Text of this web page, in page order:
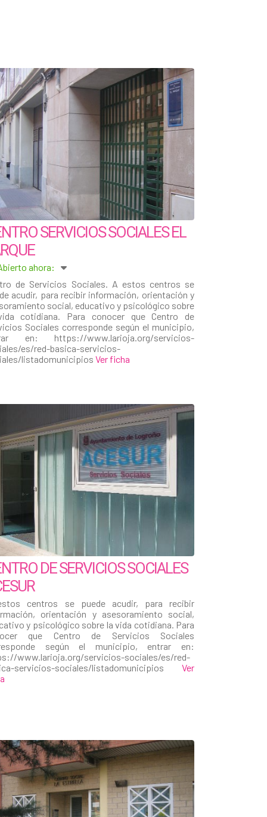
SERVICIOS SOCIALES EL
ahora:
de Servicios Sociales. A estos centros se
acudir, para recibir información, orientación y
social, educativo y psicológico sobre
cotidiana. Para conocer que Centro de
Sociales corresponde según el municipio,
en: https://www.larioja.org/servicios-
es/red-basica-servicios-
listadomunicipios Ver ficha
DE SERVICIOS SOCIALES
centros se puede acudir, para recibir
orientación y asesoramiento social,
y psicológico sobre la vida cotidiana. Para
que Centro de Servicios Sociales
según el municipio, entrar en:
www.larioja.org/servicios-sociales/es/red-
servicios-sociales/listadomunicipios Ver